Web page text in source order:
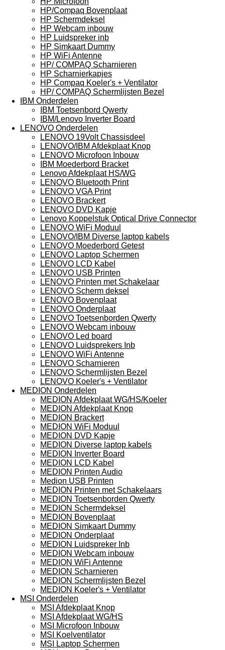
HP/Compaq Bovenplaat
HP Schermdeksel
HP Webcam inbouw
HP Luidspreker inb
HP Simkaart Dummy
HP WiFi Antenne
HP/ COMPAQ Scharnieren
HP Scharnierkapjes
HP Compaq Koeler's + Ventilator
HP/ COMPAQ Schermlijsten Bezel
IBM Onderdelen
IBM Toetsenbord Qwerty
IBM/Lenovo Inverter Board
LENOVO Onderdelen
LENOVO 19Volt Chassisdeel
LENOVO/IBM Afdekplaat Knop
LENOVO Microfoon Inbouw
IBM Moederbord Bracket
Lenovo Afdekplaat HS/WG
LENOVO Bluetooth Print
LENOVO VGA Print
LENOVO Brackert
LENOVO DVD Kapje
Lenovo Koppelstuk Optical Drive Connector
LENOVO WiFi Moduul
LENOVO/IBM Diverse laptop kabels
LENOVO Moederbord Getest
LENOVO Laptop Schermen
LENOVO LCD Kabel
LENOVO USB Printen
LENOVO Printen met Schakelaar
LENOVO Scherm deksel
LENOVO Bovenplaat
LENOVO Onderplaat
LENOVO Toetsenborden Qwerty
LENOVO Webcam inbouw
LENOVO Led board
LENOVO Luidsprekers Inb
LENOVO WiFi Antenne
LENOVO Scharnieren
LENOVO Schermlijsten Bezel
LENOVO Koeler's + Ventilator
MEDION Onderdelen
MEDION Afdekplaat WG/HS/Koeler
MEDION Afdekplaat Knop
MEDION Brackert
MEDION WiFi Moduul
MEDION DVD Kapje
MEDION Diverse laptop kabels
MEDION Inverter Board
MEDION LCD Kabel
MEDION Printen Audio
Medion USB Printen
MEDION Printen met Schakelaars
MEDION Toetsenborden Qwerty
MEDION Schermdeksel
MEDION Bovenplaat
MEDION Simkaart Dummy
MEDION Onderplaat
MEDION Luidspreker Inb
MEDION Webcam inbouw
MEDION WiFi Antenne
MEDION Scharnieren
MEDION Schermlijsten Bezel
MEDION Koeler's + Ventilator
MSI Onderdelen
MSI Afdekplaat Knop
MSI Afdekplaat WG/HS
MSI Microfoon Inbouw
MSI Koelventilator
MSI Laptop Schermen